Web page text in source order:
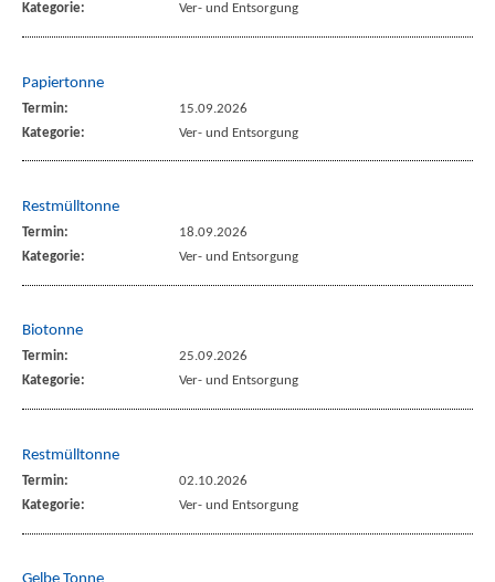
Kategorie:
Ver- und Entsorgung
Papiertonne
Termin:
15.09.2026
Kategorie:
Ver- und Entsorgung
Restmülltonne
Termin:
18.09.2026
Kategorie:
Ver- und Entsorgung
Biotonne
Termin:
25.09.2026
Kategorie:
Ver- und Entsorgung
Restmülltonne
Termin:
02.10.2026
Kategorie:
Ver- und Entsorgung